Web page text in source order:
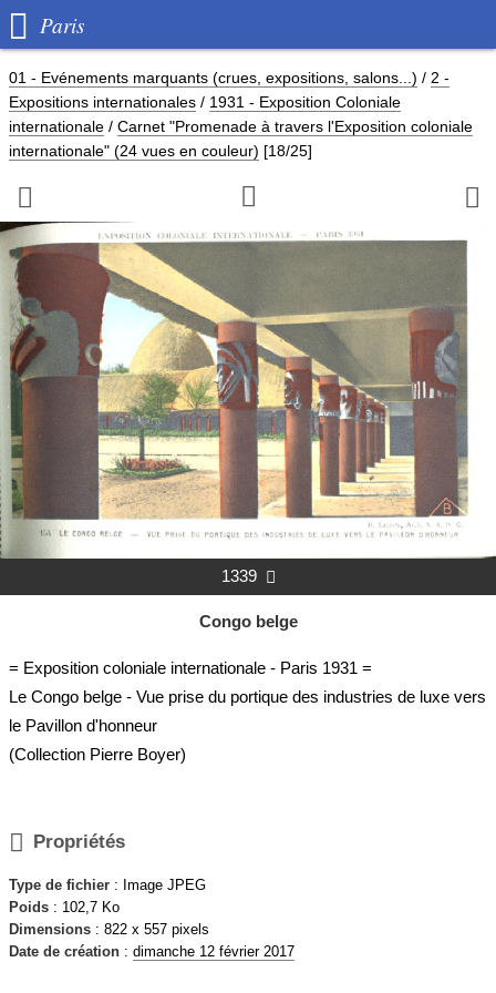
 Paris
01 - Evénements marquants (crues, expositions, salons...) / 2 -
Expositions internationales / 1931 - Exposition Coloniale
internationale / Carnet "Promenade à travers l'Exposition coloniale
internationale" (24 vues en couleur) [18/25]
  
1339 
Congo belge
= Exposition coloniale internationale - Paris 1931 =
Le Congo belge - Vue prise du portique des industries de luxe vers
le Pavillon d'honneur
(Collection Pierre Boyer)
 Propriétés
Type de fichier : Image JPEG
Poids : 102,7 Ko
Dimensions : 822 x 557 pixels
Date de création : dimanche 12 février 2017